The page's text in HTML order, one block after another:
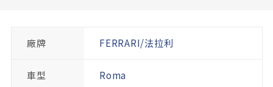
廠牌 FERRARI/法拉利
車型 Roma